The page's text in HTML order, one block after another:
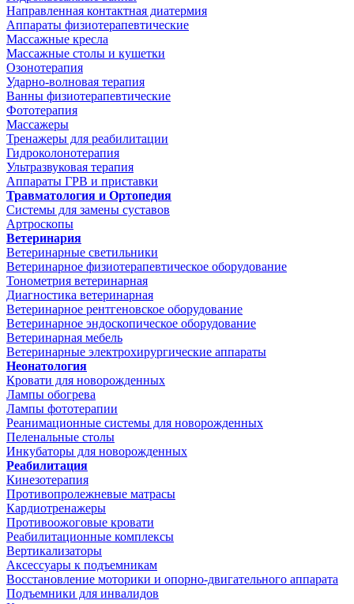
Направленная контактная диатермия
Аппараты физиотерапевтические
Массажные кресла
Массажные столы и кушетки
Озонотерапия
Ударно-волновая терапия
Ванны физиотерапевтические
Фототерапия
Массажеры
Тренажеры для реабилитации
Гидроколонотерапия
Ультразвуковая терапия
Аппараты ГРВ и приставки
Травматология и Ортопедия
Системы для замены суставов
Артроскопы
Ветеринария
Ветеринарные светильники
Ветеринарное физиотерапевтическое оборудование
Тонометрия ветеринарная
Диагностика ветеринарная
Ветеринарное рентгеновское оборудование
Ветеринарное эндоскопическое оборудование
Ветеринарная мебель
Ветеринарные электрохирургические аппараты
Неонатология
Кровати для новорожденных
Лампы обогрева
Лампы фототерапии
Реанимационные системы для новорожденных
Пеленальные столы
Инкубаторы для новорожденных
Реабилитация
Кинезотерапия
Противопролежневые матрасы
Кардиотренажеры
Противоожоговые кровати
Реабилитационные комплексы
Вертикализаторы
Аксессуары к подъемникам
Восстановление моторики и опорно-двигательного аппарата
Подъемники для инвалидов